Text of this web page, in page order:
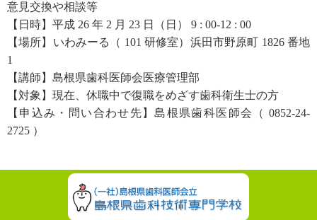
意見交換や相談等
【日時】平成 26 年 2 月 23 日（日） 9 : 00-12 : 00
【場所】いわみーる（ 101 研修室）浜田市野原町 1826 番地
1
【講師】島根県歯科医師会医療管理部
【対象】現在、休職中で復職をめざす歯科衛生士の方
【申込み・問い合わせ先】島根県歯科医師会（ 0852-24-
2725 ）